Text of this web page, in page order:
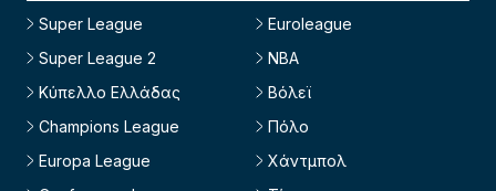
Super League
Super League 2
Κύπελλο Ελλάδας
Champions League
Europa League
Euroleague
NBA
Βόλεϊ
Πόλο
Χάντμπολ